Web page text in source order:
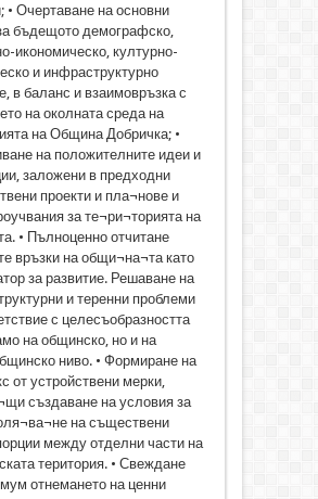
• Очертаване на основни
бъдещото демографско,
икономическо, културно-
и инфраструктурно
в баланс и взаимовръзка с
на околната среда на
на Община Добричка; •
на положителните идеи и
заложени в предходни
проекти и пла¬нове и
за те¬ри¬торията на
• Пълноценно отчитане
връзки на общи¬на¬та като
за развитие. Решаване на
и теренни проблеми
с целесъобразността
на общинско, но и на
ниво. • Формиране на
от устройствени мерки,
създаване на условия за
на съществени
между отделни части на
територия. • Свеждане
отнемането на ценни